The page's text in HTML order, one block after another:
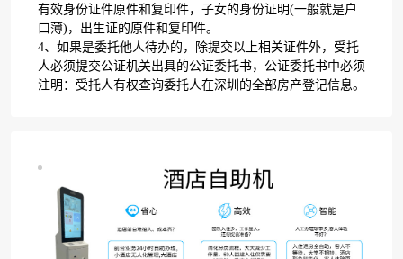
有效身份证件原件和复印件，子女的身份证明(一般就是户
口薄)，出生证的原件和复印件。
4、如果是委托他人待办的，除提交以上相关证件外，受托
人必须提交公证机关出具的公证委托书，公证委托书中必须
注明：受托人有权查询委托人在深圳的全部房产登记信息。